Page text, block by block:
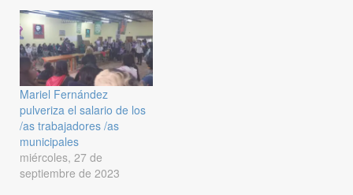
Mariel Fernández
pulveriza el salario de los
/as trabajadores /as
municipales
miércoles, 27 de
septiembre de 2023